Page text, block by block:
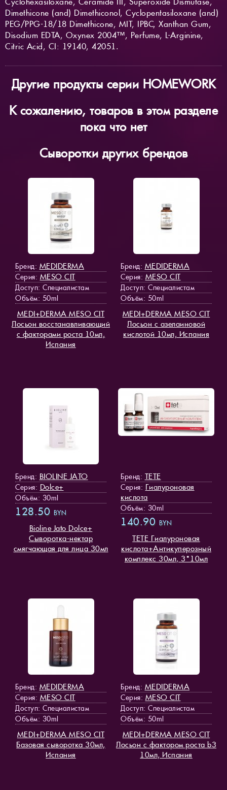
Dimethicone (and) Dimethiconol, Cyclopentasiloxane (and)
PEG/PPG-18/18 Dimethicone, MIT, IPBC, Xanthan Gum,
Disodium EDTA, Oxynex 2004™, Perfume, L-Arginine,
Citric Acid, CI: 19140, 42051.
Другие продукты серии HOMEWORK
К сожалению, товаров в этом разделе
пока что нет
Сыворотки других брендов
Бренд: MEDIDERMA
Серия: MESO СIT
Доступ: Специалистам
Объём: 50ml
MEDI+DERMA MESO СIT
Лосьон восстанавливающий
с факторами роста 10мл,
Испания
Бренд: MEDIDERMA
Серия: MESO СIT
Доступ: Специалистам
Объём: 50ml
MEDI+DERMA MESO СIT
Лосьон с азелаиновой
кислотой 10мл, Испания
Бренд: BIOLINE JATO
Серия: Dolce+
Объём: 30ml
128.50 BYN
Bioline Jato Dolce+
Cыворотка-нектар
смягчающая для лица 30мл
Бренд: TETE
Серия: Гиалуроновая
кислота
Объём: 30ml
140.90 BYN
TETE Гиалуроновая
кислота+Антикуперозный
комплекс 30мл, 3*10мл
Бренд: MEDIDERMA
Серия: MESO СIT
Доступ: Специалистам
Объём: 30ml
MEDI+DERMA MESO СIT
Базовая сыворотка 30мл,
Испания
Бренд: MEDIDERMA
Серия: MESO СIT
Доступ: Специалистам
Объём: 50ml
MEDI+DERMA MESO СIT
Лосьон с фактором роста b3
10мл, Испания